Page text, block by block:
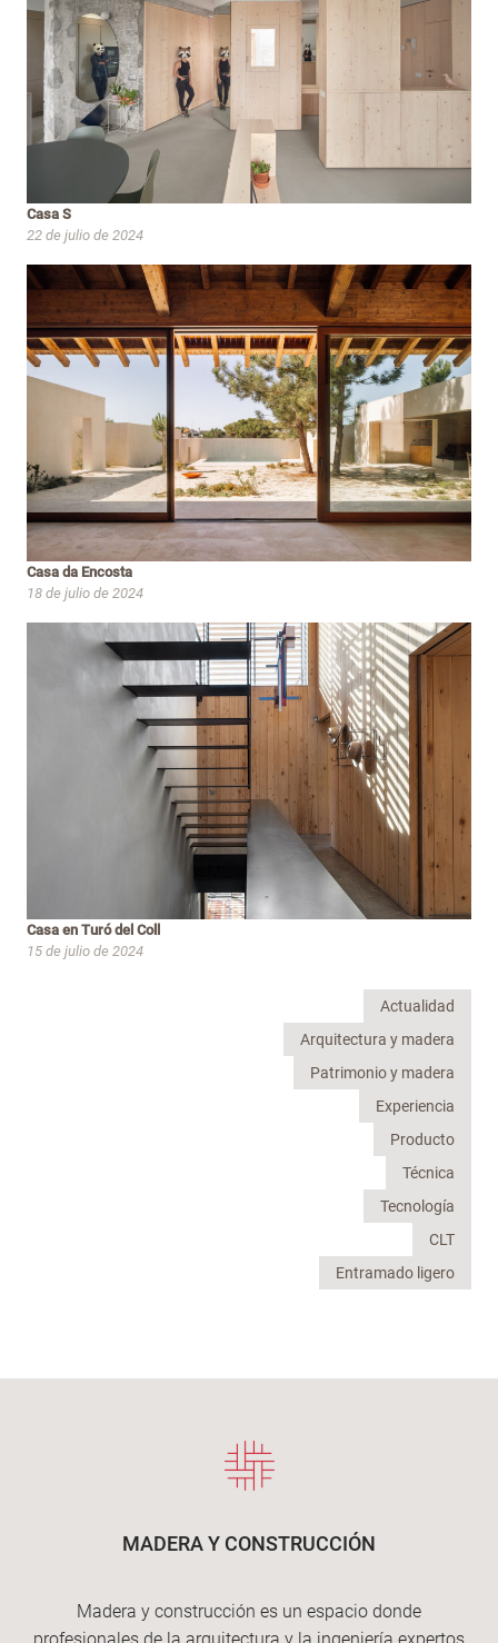
Casa S
22 de julio de 2024
Casa da Encosta
18 de julio de 2024
Casa en Turó del Coll
15 de julio de 2024
Actualidad
Arquitectura y madera
Patrimonio y madera
Experiencia
Producto
Técnica
Tecnología
CLT
Entramado ligero
MADERA Y CONSTRUCCIÓN
Madera y construcción es un espacio donde